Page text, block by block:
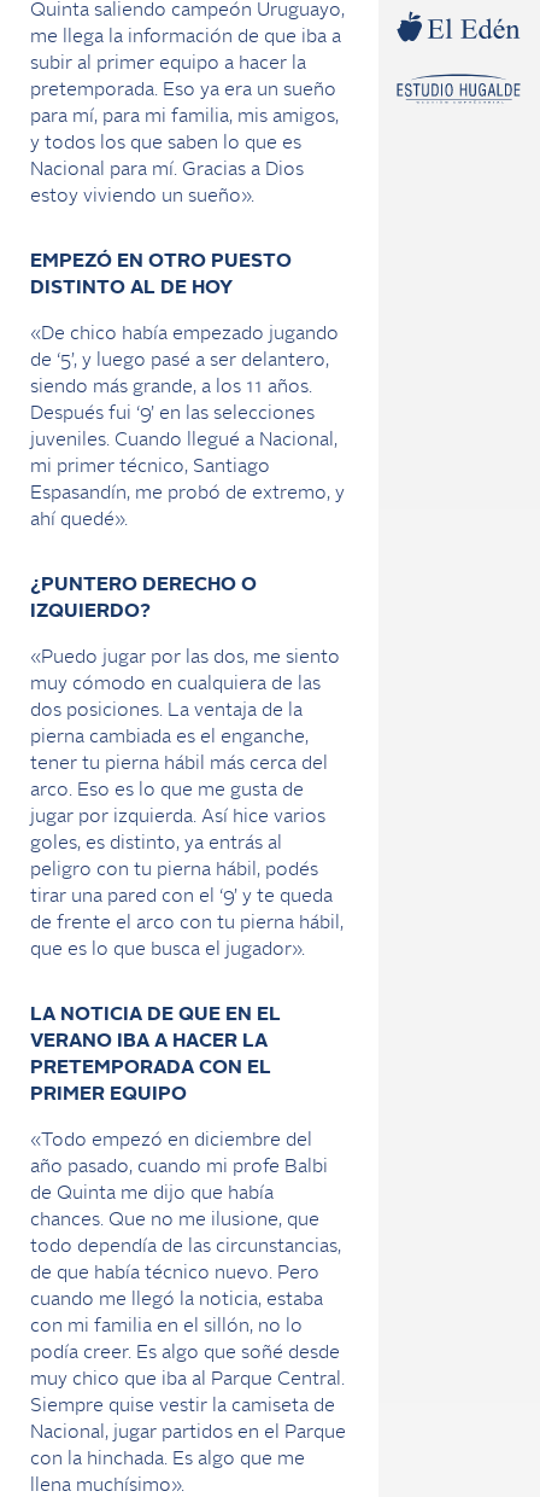
Quinta saliendo campeón Uruguayo,
me llega la información de que iba a
subir al primer equipo a hacer la
pretemporada. Eso ya era un sueño
para mí, para mi familia, mis amigos,
y todos los que saben lo que es
Nacional para mí. Gracias a Dios
estoy viviendo un sueño».
EMPEZÓ EN OTRO PUESTO
DISTINTO AL DE HOY
«De chico había empezado jugando
de ‘5’, y luego pasé a ser delantero,
siendo más grande, a los 11 años.
Después fui ‘9’ en las selecciones
juveniles. Cuando llegué a Nacional,
mi primer técnico, Santiago
Espasandín, me probó de extremo, y
ahí quedé».
¿PUNTERO DERECHO O
IZQUIERDO?
«Puedo jugar por las dos, me siento
muy cómodo en cualquiera de las
dos posiciones. La ventaja de la
pierna cambiada es el enganche,
tener tu pierna hábil más cerca del
arco. Eso es lo que me gusta de
jugar por izquierda. Así hice varios
goles, es distinto, ya entrás al
peligro con tu pierna hábil, podés
tirar una pared con el ‘9’ y te queda
de frente el arco con tu pierna hábil,
que es lo que busca el jugador».
LA NOTICIA DE QUE EN EL
VERANO IBA A HACER LA
PRETEMPORADA CON EL
PRIMER EQUIPO
«Todo empezó en diciembre del
año pasado, cuando mi profe Balbi
de Quinta me dijo que había
chances. Que no me ilusione, que
todo dependía de las circunstancias,
de que había técnico nuevo. Pero
cuando me llegó la noticia, estaba
con mi familia en el sillón, no lo
podía creer. Es algo que soñé desde
muy chico que iba al Parque Central.
Siempre quise vestir la camiseta de
Nacional, jugar partidos en el Parque
con la hinchada. Es algo que me
llena muchísimo».